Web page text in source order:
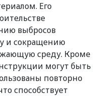
Его
выбросов
и сокращению
среду. Кроме
могут быть
повторно
способствует